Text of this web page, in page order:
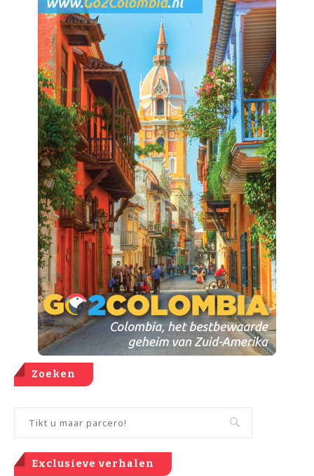
Zoeken
Exclusieve verhalen